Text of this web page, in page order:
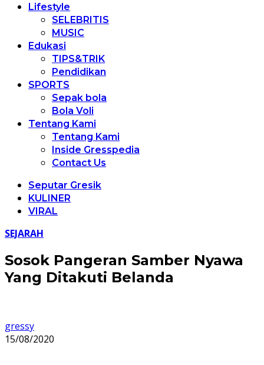
Lifestyle
SELEBRITIS
MUSIC
Edukasi
TIPS&TRIK
Pendidikan
SPORTS
Sepak bola
Bola Voli
Tentang Kami
Tentang Kami
Inside Gresspedia
Contact Us
Seputar Gresik
KULINER
VIRAL
SEJARAH
Sosok Pangeran Samber Nyawa
Yang Ditakuti Belanda
gressy
15/08/2020